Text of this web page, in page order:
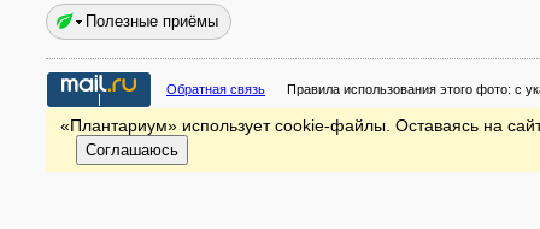
Полезные приёмы
Обратная связь Правила использования этого фото: с
«Плантариум» использует cookie-файлы. Оставаясь на
Соглашаюсь